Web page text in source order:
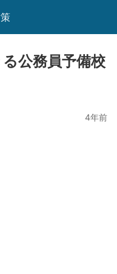
公務員予備校
4年前